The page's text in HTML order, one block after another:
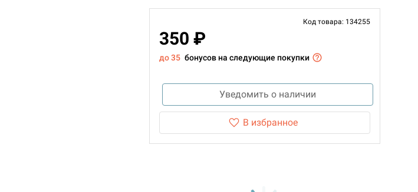
Код товара: 134255
350 ₽
до 35 бонусов на следующие покупки
Уведомить о наличии
В избранное